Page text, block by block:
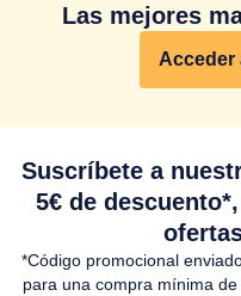
Las mejores
Acceder
Suscríbete a
5€ de
*Código promocional
para una compra mínima